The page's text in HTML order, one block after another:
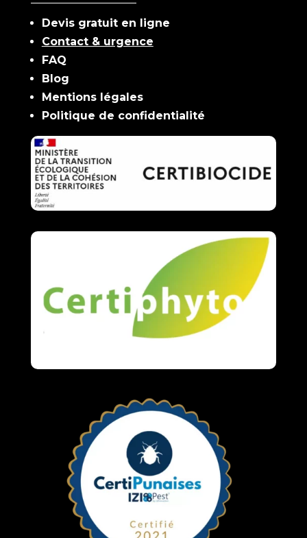
Devis gratuit en ligne
Contact & urgence
FAQ
Blog
Mentions légales
Politique de confidentialité